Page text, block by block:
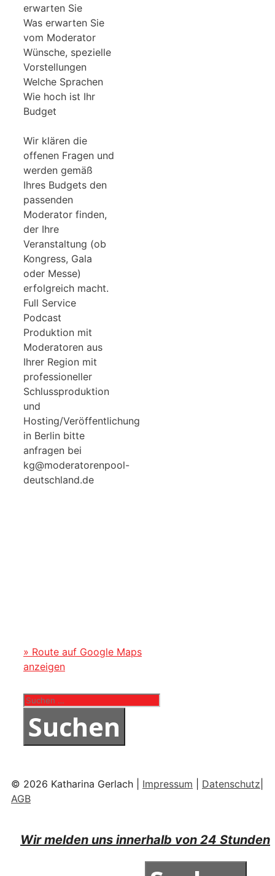
erwarten Sie
Was erwarten Sie
vom Moderator
Wünsche, spezielle
Vorstellungen
Welche Sprachen
Wie hoch ist Ihr
Budget
Wir klären die
offenen Fragen und
werden gemäß
Ihres Budgets den
passenden
Moderator finden,
der Ihre
Veranstaltung (ob
Kongress, Gala
oder Messe)
erfolgreich macht.
Full Service
Podcast
Produktion mit
Moderatoren aus
Ihrer Region mit
professioneller
Schlussproduktion
und
Hosting/Veröffentlichung
in Berlin bitte
anfragen bei
kg@moderatorenpool-
deutschland.de
» Route auf Google Maps
anzeigen
Suchen
© 2026 Katharina Gerlach | Impressum Datenschutz
AGB
Wir melden uns innerhalb von 24 Stunden